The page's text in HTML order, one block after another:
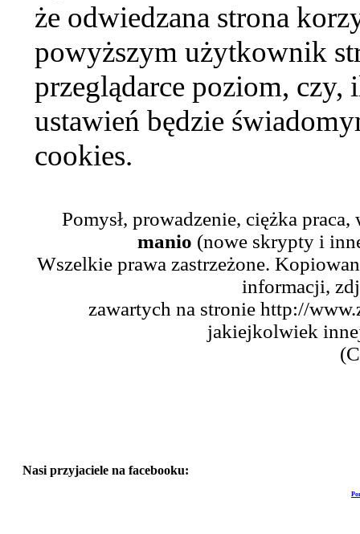
że odwiedzana strona
powyższym użytkownik
przeglądarce poziom,
ustawień będzie
cookies.
Pomysł, prowadzenie, ciężka
manio (nowe skrypty i
Wszelkie prawa zastrzeżone.
informacji,
zawartych na stronie http://
jakiejkolwiek
Nasi przyjaciele na facebooku: